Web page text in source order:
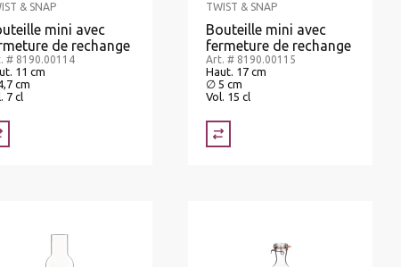
& SNAP
mini avec
de rechange
# 8190.00114
11 cm
cm
7 cl
TWIST & SNAP
Bouteille mini avec
fermeture de rechange
Art. # 8190.00115
Haut. 17 cm
∅ 5 cm
Vol. 15 cl